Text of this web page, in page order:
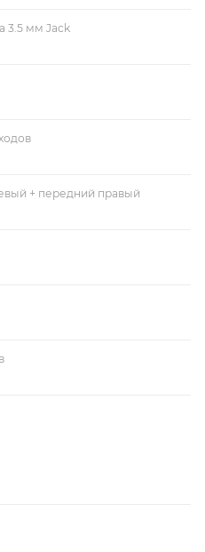
3.5 мм Jack
+ передний правый